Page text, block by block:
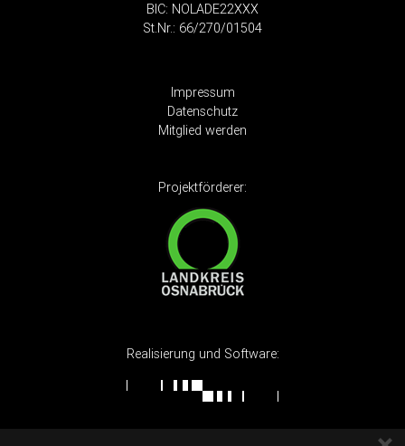
BIC: NOLADE22XXX
St.Nr.: 66/270/01504
Impressum
Datenschutz
Mitglied werden
Projektförderer:
Realisierung und Software: